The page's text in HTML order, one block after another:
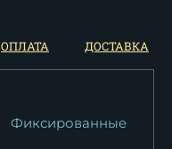
ОПЛАТА ДОСТАВКА
Фиксированные